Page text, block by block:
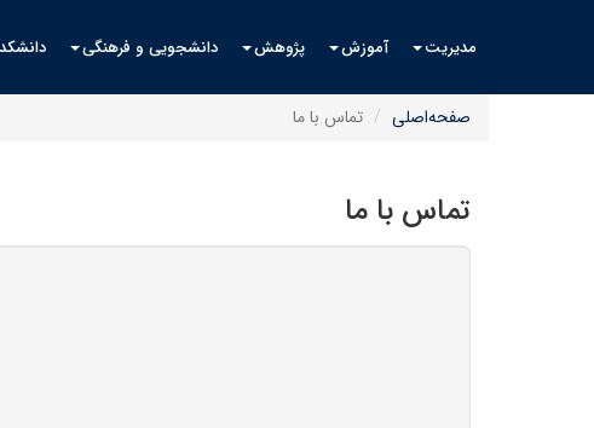
مدیریت آموزش پژوهش دانشجویی و فرهنگی
صفحه‌اصلی تماس با ما
تماس با ما